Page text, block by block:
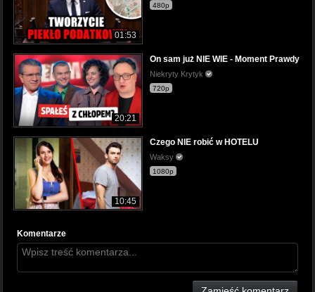
01:53
480p
20:21
On sam już NIE WIE - Moment Prawdy
Niekryty Krytyk
720p
10:45
Czego NIE robić w HOTELU
Waksy
1080p
Komentarze